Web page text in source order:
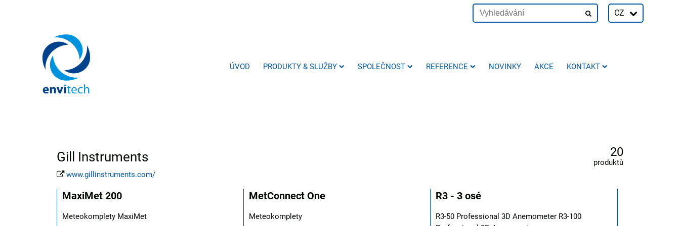
CZ
ÚVOD PRODUKTY & SLUŽBY SPOLEČNOST REFERENCE NOVINKY AKCE KONTAKT
Gill Instruments
www.gillinstruments.com/
20
produktů
MaxiMet 200
Meteokomplety MaxiMet
MetConnect One
Meteokomplety
R3 - 3 osé
R3-50 Professional 3D Anemometer R3-100